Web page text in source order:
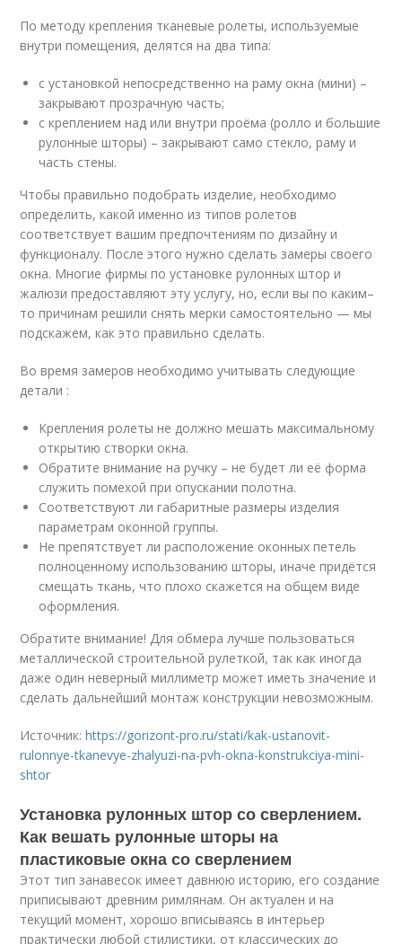
По методу крепления тканевые ролеты, используемые
внутри помещения, делятся на два типа:
с установкой непосредственно на раму окна (мини) –
закрывают прозрачную часть;
с креплением над или внутри проёма (ролло и большие
рулонные шторы) – закрывают само стекло, раму и
часть стены.
Чтобы правильно подобрать изделие, необходимо
определить, какой именно из типов ролетов
соответствует вашим предпочтениям по дизайну и
функционалу. После этого нужно сделать замеры своего
окна. Многие фирмы по установке рулонных штор и
жалюзи предоставляют эту услугу, но, если вы по каким–
то причинам решили снять мерки самостоятельно — мы
подскажем, как это правильно сделать.
Во время замеров необходимо учитывать следующие
детали :
Крепления ролеты не должно мешать максимальному
открытию створки окна.
Обратите внимание на ручку – не будет ли её форма
служить помехой при опускании полотна.
Соответствуют ли габаритные размеры изделия
параметрам оконной группы.
Не препятствует ли расположение оконных петель
полноценному использованию шторы, иначе придётся
смещать ткань, что плохо скажется на общем виде
оформления.
Обратите внимание! Для обмера лучше пользоваться
металлической строительной рулеткой, так как иногда
даже один неверный миллиметр может иметь значение и
сделать дальнейший монтаж конструкции невозможным.
Источник:https://gorizont-pro.ru/stati/kak-ustanovit-
rulonnye-tkanevye-zhalyuzi-na-pvh-okna-konstrukciya-mini-
shtor
Установка рулонных штор со сверлением.
Как вешать рулонные шторы на
пластиковые окна со сверлением
Этот тип занавесок имеет давнюю историю, его создание
приписывают древним римлянам. Он актуален и на
текущий момент, хорошо вписываясь в интерьер
практически любой стилистики, от классических до